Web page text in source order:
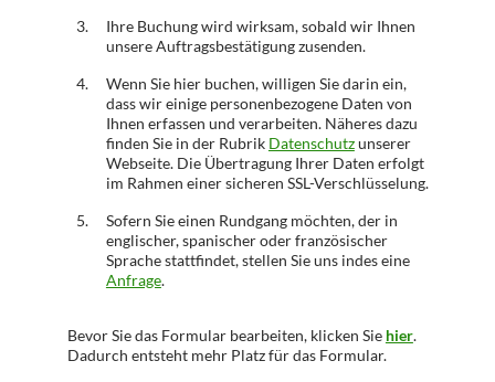
3.
Ihre Buchung wird wirksam, sobald wir Ihnen
unsere Auftragsbestätigung zusenden.
4.
Wenn Sie hier buchen, willigen Sie darin ein,
dass wir einige personenbezogene Daten von
Ihnen erfassen und verarbeiten. Näheres dazu
finden Sie in der Rubrik Datenschutzunserer
Webseite. Die Übertragung Ihrer Daten erfolgt
im Rahmen einer sicheren SSL-Verschlüsselung.
5.
Sofern Sie einen Rundgang möchten, der in
englischer, spanischer oder französischer
Sprache stattfindet, stellen Sie uns indes eine
Anfrage.
Bevor Sie das Formular bearbeiten, klicken Sie hier.
Dadurch entsteht mehr Platz für das Formular.